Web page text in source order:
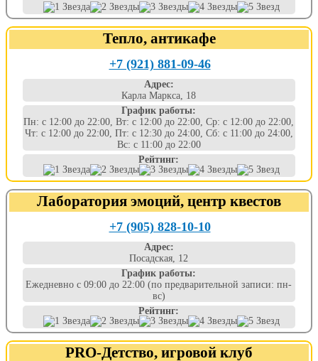
Тепло, антикафе
+7 (921) 881-09-46
Адрес:
Карла Маркса, 18
График работы:
Пн: с 12:00 до 22:00, Вт: с 12:00 до 22:00, Ср: с 12:00 до 22:00,
Чт: с 12:00 до 22:00, Пт: с 12:30 до 24:00, Сб: с 11:00 до 24:00,
Вс: с 11:00 до 22:00
Рейтинг:
Лаборатория эмоций, центр квестов
+7 (905) 828-10-10
Адрес:
Посадская, 12
График работы:
Ежедневно с 09:00 до 22:00 (по предварительной записи: пн-
вс)
Рейтинг:
PRO-Детство, игровой клуб